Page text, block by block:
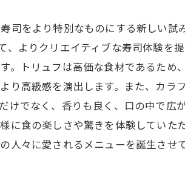
司をより特別なものにする新しい試
よりクリエイティブな寿司体験を
。トリュフは高価な食材であるため
り高級感を演出します。また、カラ
けでなく、香りも良く、口の中で広
に食の楽しさや驚きを体験していた
々に愛されるメニューを誕生させ